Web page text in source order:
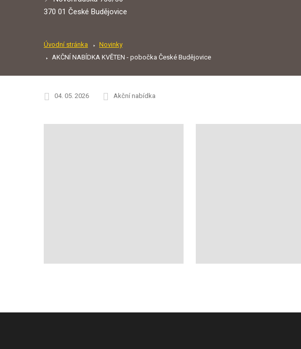
370 01 České Budějovice
Úvodní stránka
Novinky
AKČNÍ NABÍDKA KVĚTEN - pobočka České Budějovice
04. 05. 2026 Akční nabídka